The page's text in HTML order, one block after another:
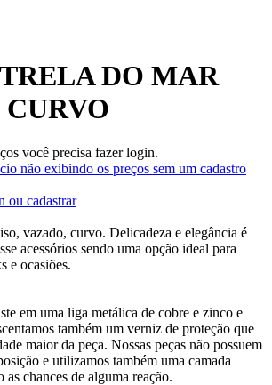
DO MAR
você precisa fazer login.
não exibindo os preços sem um cadastro
ou cadastrar
vazado, curvo. Delicadeza e elegância é
acessórios sendo uma opção ideal para
e ocasiões.
em uma liga metálica de cobre e zinco e
também um verniz de proteção que
maior da peça. Nossas peças não possuem
e utilizamos também uma camada
chances de alguma reação.